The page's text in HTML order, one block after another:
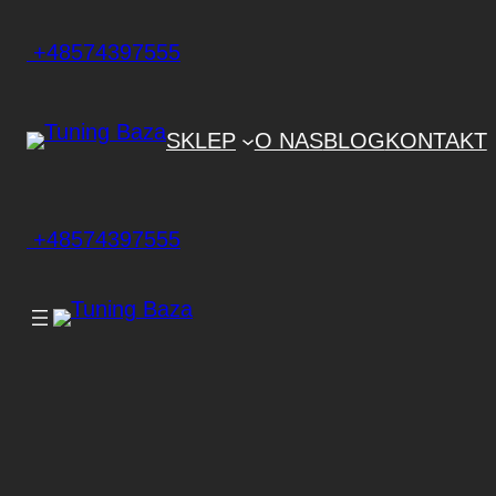
+48574397555
SKLEP O NASBLOGKONTAKT
+48574397555